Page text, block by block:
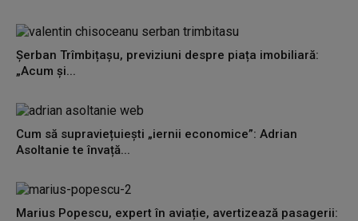
Șerban Trîmbițașu, previziuni despre piața imobiliară:
„Acum și...
Cum să supraviețuiești „iernii economice”: Adrian
Asoltanie te învață...
Marius Popescu, expert în aviație, avertizează pasagerii: